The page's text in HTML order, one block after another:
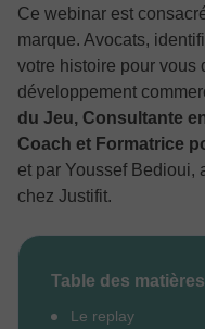
Ce webinar est
marque. Avocats,
votre histoire pour vous
développement
du Jeu, Consultante
Coach et Formatrice
et par Youssef Bedioui,
chez Justifit.
Table des matières
Le replay